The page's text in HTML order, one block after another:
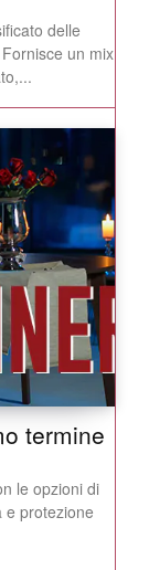
delle
un mix
termine
le opzioni di
e protezione